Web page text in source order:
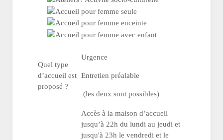
Quel type
d’accueil est
proposé ?
Urgence
Entretien préalable
(les deux sont possibles)
Accès à la maison d’accueil
jusqu’à 22h du lundi au jeudi et
jusqu'à 23h le vendredi et le